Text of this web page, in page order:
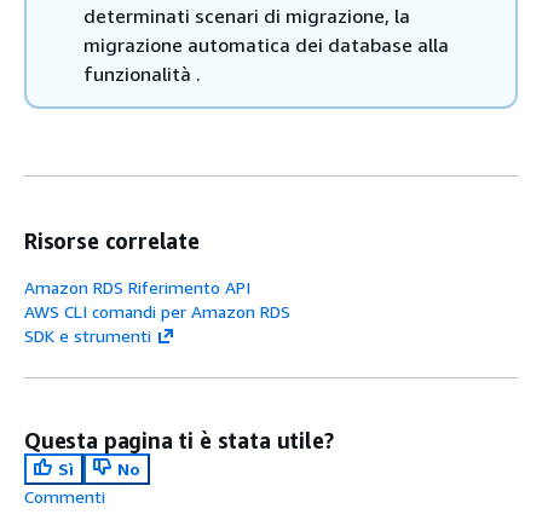
determinati scenari di migrazione, la
migrazione automatica dei database alla
funzionalità .
Risorse correlate
Amazon RDS Riferimento API
AWS CLI comandi per Amazon RDS
SDK e strumenti
Questa pagina ti è stata utile?
Sì
No
Commenti